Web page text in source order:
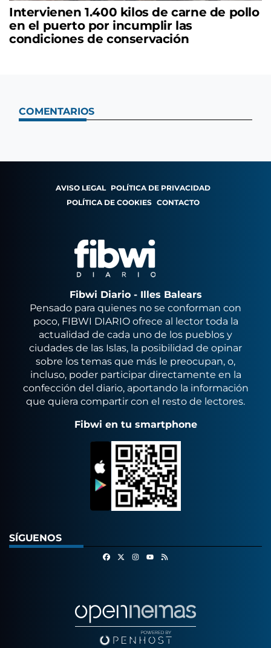
Intervienen 1.400 kilos de carne de pollo
en el puerto por incumplir las
condiciones de conservación
COMENTARIOS
AVISO LEGAL POLÍTICA DE PRIVACIDAD
POLÍTICA DE COOKIES CONTACTO
Fibwi Diario - Illes Balears
Pensado para quienes no se conforman con
poco, FIBWI DIARIO ofrece al lector toda la
actualidad de cada uno de los pueblos y
ciudades de las Islas, la posibilidad de opinar
sobre los temas que más le preocupan, o,
incluso, poder participar directamente en la
confección del diario, aportando la información
que quiera compartir con el resto de lectores.
Fibwi en tu smartphone
SÍGUENOS
FacebookInstagram